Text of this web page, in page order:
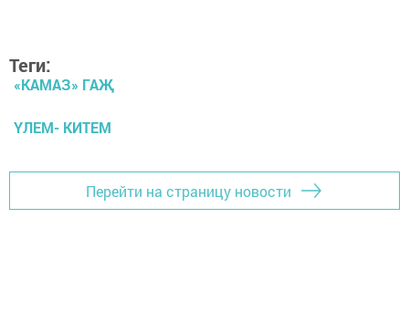
Теги:
«КАМАЗ» ГАҖ
ҮЛЕМ- КИТЕМ
Перейти на страницу новости